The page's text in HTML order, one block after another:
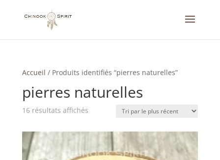
Accueil / Produits identifiés “pierres naturelles”
pierres naturelles
16 résultats affichésTrié
plus
au